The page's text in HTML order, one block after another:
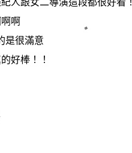
啊
是很滿意
好棒！！